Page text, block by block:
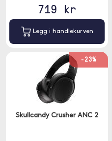
719 kr
Legg i handlekurven
-23%
Skullcandy Crusher ANC 2